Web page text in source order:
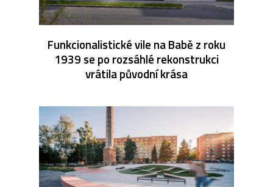
Funkcionalistické vile na Babě z roku
1939 se po rozsáhlé rekonstrukci
vrátila původní krása